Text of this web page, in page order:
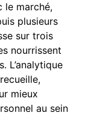
le marché,
plusieurs
sur trois
nourrissent
L’analytique
mieux
au sein